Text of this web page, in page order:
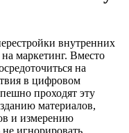
внутренних
на маркетинг. Вместо
на
в цифровом
проходят эту
материалов,
и измерению